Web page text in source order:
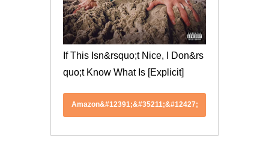
If This Isn&rsquo;t Nice, I Don&rs
quo;t Know What Is [Explicit]
Amazon&#12391;&#35211;&#12427;